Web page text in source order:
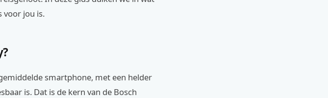
voor jou is.
smartphone, met een helder
is. Dat is de kern van de Bosch